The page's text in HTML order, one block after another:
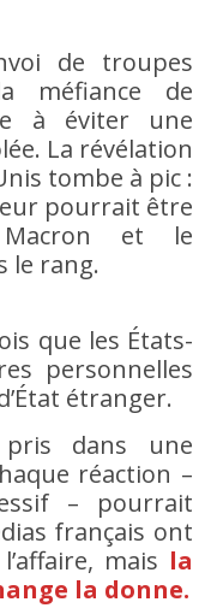
de troupes
méfiance de
à éviter une
La révélation
tombe à pic :
pourrait être
et le
le rang.
que les États-
personnelles
étranger.
pris dans une
réaction –
– pourrait
français ont
mais la
la donne.